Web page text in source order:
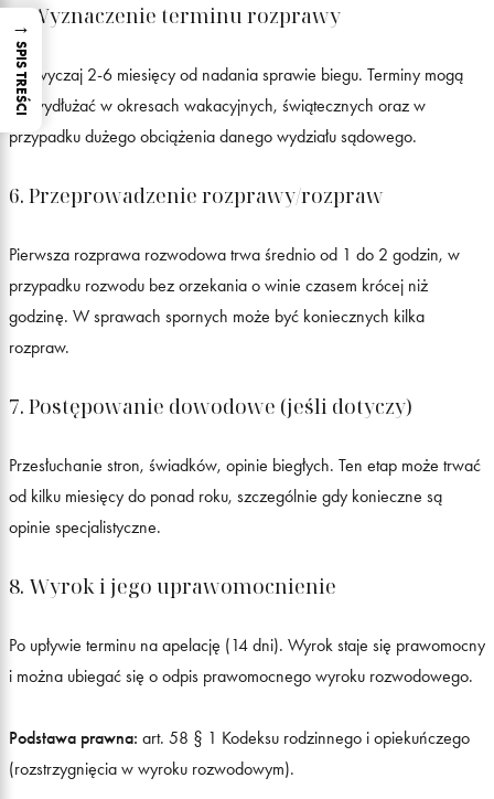
5. Wyznaczenie terminu rozprawy
Zazwyczaj 2-6 miesięcy od nadania sprawie biegu. Terminy mogą
się wydłużać w okresach wakacyjnych, świątecznych oraz w
przypadku dużego obciążenia danego wydziału sądowego.
6. Przeprowadzenie rozprawy/rozpraw
Pierwsza rozprawa rozwodowa trwa średnio od 1 do 2 godzin, w
przypadku rozwodu bez orzekania o winie czasem krócej niż
godzinę. W sprawach spornych może być koniecznych kilka
rozpraw.
7. Postępowanie dowodowe (jeśli dotyczy)
Przesłuchanie stron, świadków, opinie biegłych. Ten etap może trwać
od kilku miesięcy do ponad roku, szczególnie gdy konieczne są
opinie specjalistyczne.
8. Wyrok i jego uprawomocnienie
Po upływie terminu na apelację (14 dni). Wyrok staje się prawomocny
i można ubiegać się o odpis prawomocnego wyroku rozwodowego.
Podstawa prawna: art. 58 § 1 Kodeksu rodzinnego i opiekuńczego
(rozstrzygnięcia w wyroku rozwodowym).
→
SPIS TREŚCI